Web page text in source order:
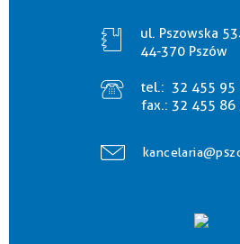
ul. Pszowska
44-370 Pszów
tel.: 32 455 95
fax.: 32 455 86